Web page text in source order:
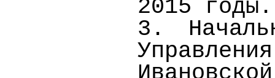
2015 годы.
3.